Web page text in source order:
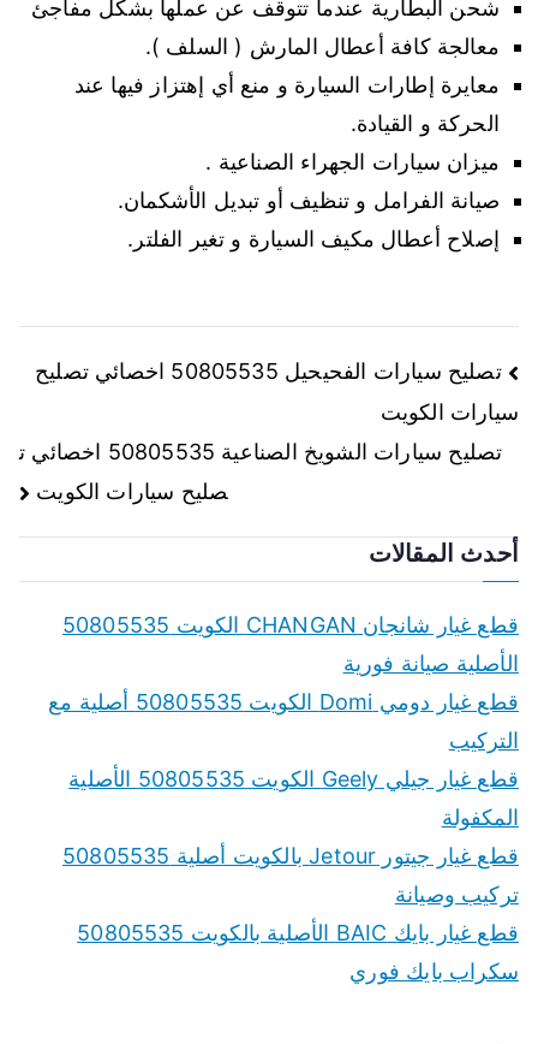
شحن البطارية عندما تتوقف عن عملها بشكل مفاجئ
معالجة كافة أعطال المارش ( السلف ).
معايرة إطارات السيارة و منع أي إهتزاز فيها عند
الحركة و القيادة.
ميزان سيارات الجهراء الصناعية .
صيانة الفرامل و تنظيف أو تبديل الأشكمان.
إصلاح أعطال مكيف السيارة و تغير الفلتر.
تصفّح
المقالات
تصليح سيارات الفحيحيل 50805535 اخصائي تصليح
سيارات الكويت
تصليح سيارات الشويخ الصناعية 50805535 اخصائي ت
صليح سيارات الكويت
أحدث المقالات
قطع غيار شانجان CHANGAN الكويت 50805535
الأصلية صيانة فورية
قطع غيار دومي Domi الكويت 50805535 أصلية مع
التركيب
قطع غيار جيلي Geely الكويت 50805535 الأصلية
المكفولة
قطع غيار جيتور Jetour بالكويت أصلية 50805535
تركيب وصيانة
قطع غيار بايك BAIC الأصلية بالكويت 50805535
سكراب بايك فوري